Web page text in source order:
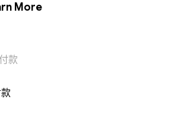
More